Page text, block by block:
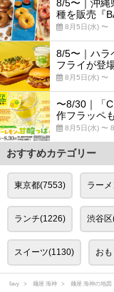
8/5〜｜沖縄
種を販売『
8月5日(水) 〜
8/5〜｜ハラ
フライが登
8月5日(水) 〜
〜8/30｜「
作フラッペ
8月5日(水) 〜
おすすめカテゴリー
東京都(7553) ラー
ランチ(1226) 渋谷
スイーツ(1130) お
favy 麺屋 海神 麺屋 海神の地図